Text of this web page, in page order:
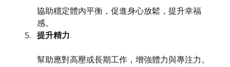
協助穩定體內平衡，促進身心放鬆，提升幸福
感。
提升精力
幫助應對高壓或長期工作，增強體力與專注力。